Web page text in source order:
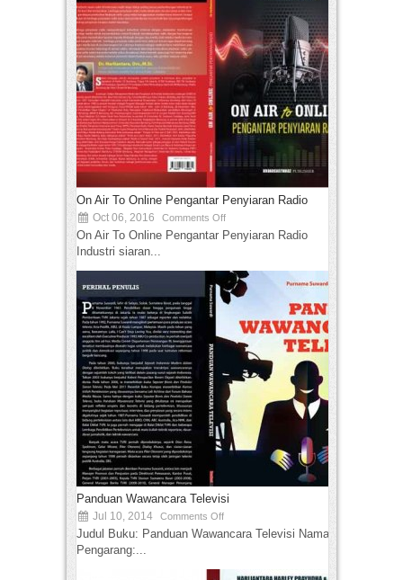
On Air To Online Pengantar Penyiaran Radio
Oct 06, 2016 Comments Off
On Air To Online Pengantar Penyiaran Radio
Industri siaran...
Panduan Wawancara Televisi
Jul 10, 2014 Comments Off
Judul Buku: Panduan Wawancara Televisi Nama
Pengarang:...